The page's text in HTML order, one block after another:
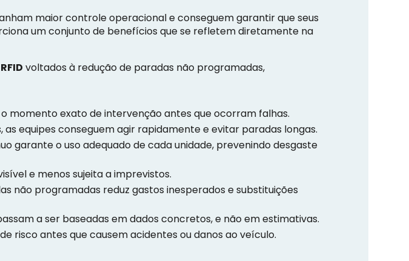
maior controle operacional e conseguem garantir que seus
um conjunto de benefícios que se refletem diretamente na
voltados à redução de paradas não programadas,
momento exato de intervenção antes que ocorram falhas.
equipes conseguem agir rapidamente e evitar paradas longas.
garante o uso adequado de cada unidade, prevenindo desgaste
e menos sujeita a imprevistos.
não programadas reduz gastos inesperados e substituições
a ser baseadas em dados concretos, e não em estimativas.
risco antes que causem acidentes ou danos ao veículo.